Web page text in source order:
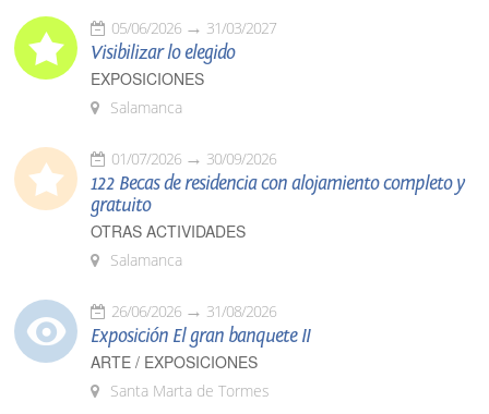
05/06/2026 31/03/2027
Visibilizar lo elegido
EXPOSICIONES
Salamanca
01/07/2026 30/09/2026
122 Becas de residencia con alojamiento completo y
gratuito
OTRAS ACTIVIDADES
Salamanca
26/06/2026 31/08/2026
Exposición El gran banquete II
ARTE / EXPOSICIONES
Santa Marta de Tormes